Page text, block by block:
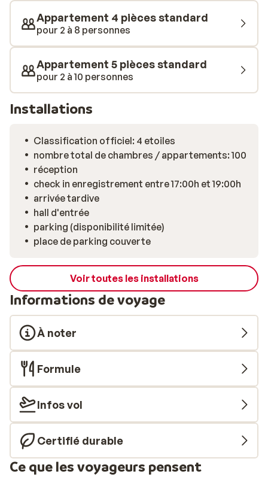
de tout le confort nécessaire pour un agréable séjour
au ski. Tous sont dotés d’un grand salon, d’une cuisine
entièrement équipée et de lits moelleux. Ce n’est pas
tout… La résidence en blocs modulables de bois, est le
premier établissement écologique de la station!
Parfait pour un séjour au ski responsable! Bon séjour à
La Résidence Sélections Club MMV L’Etoile des
Appartement 4 pièces standard
pour 2 à 8 personnes
Appartement 5 pièces standard
pour 2 à 10 personnes
Installations
Classification officiel: 4 etoiles
nombre total de chambres / appartements: 100
réception
check in enregistrement entre 17:00h et 19:00h
arrivée tardive
hall d'entrée
parking (disponibilité limitée)
place de parking couverte
Voir toutes les installations
Informations de voyage
À noter
Formule
Infos vol
Certifié durable
Ce que les voyageurs pensent